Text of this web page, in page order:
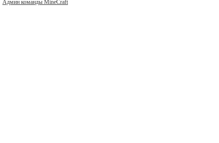
Админ команды MineCraft